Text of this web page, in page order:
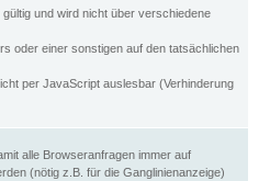
und wird nicht über verschiedene
oder einer sonstigen auf den tatsächlichen
per JavaScript auslesbar (Verhinderung
alle Browseranfragen immer auf
(nötig z.B. für die Ganglinienanzeige)